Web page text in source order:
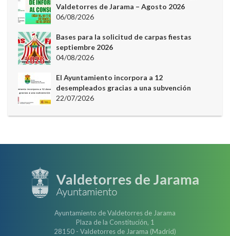
Valdetorres de Jarama – Agosto 2026
06/08/2026
Bases para la solicitud de carpas fiestas
septiembre 2026
04/08/2026
El Ayuntamiento incorpora a 12
desempleados gracias a una subvención
22/07/2026
Ayuntamiento de Valdetorres de Jarama
Plaza de la Constitución, 1
28150 - Valdetorres de Jarama (Madrid)